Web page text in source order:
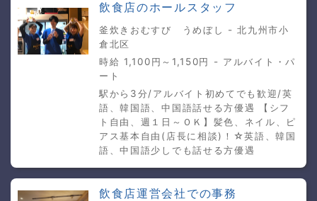
飲食店のホールスタッフ
釜炊きおむすび うめぼし - 北九州市小
倉北区
時給 1,100円～1,150円 - アルバイト・パ
ート
駅から3分/アルバイト初めてでも歓迎/英
語、韓国語、中国語話せる方優遇 【シフ
ト自由、週１日～ＯＫ】髪色、ネイル、ピ
アス基本自由(店長に相談)！☆英語、韓国
語、中国語少しでも話せる方優遇
飲食店運営会社での事務